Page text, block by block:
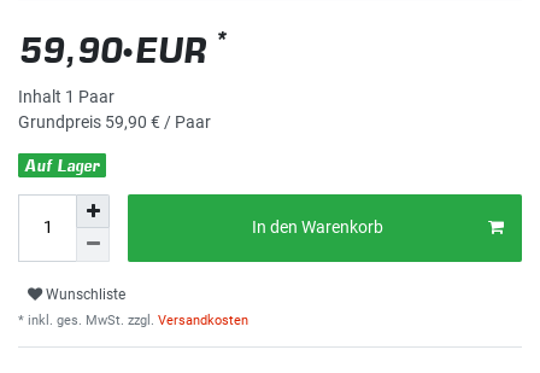
59,90 EUR *
Inhalt 1 Paar
Grundpreis 59,90 € / Paar
Auf Lager
In den Warenkorb
Wunschliste
* inkl. ges. MwSt. zzgl. Versandkosten